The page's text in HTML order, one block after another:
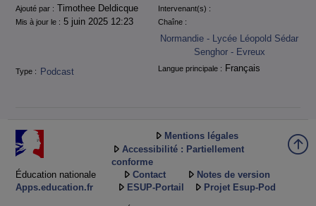
Informations
Ajouté par : Timothee Deldicque
Intervenant(s) :
Mis à jour le : 5 juin 2025 12:23 Chaîne :
Normandie - Lycée Léopold Sédar
Senghor - Evreux
Type : Podcast Langue principale : Français
Éducation nationale
Apps.education.fr
Mentions légales
Accessibilité : Partiellement
conforme
Contact
Notes de version
ESUP-Portail
Projet Esup-Pod